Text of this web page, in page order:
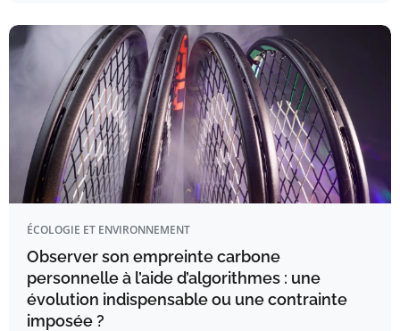
ÉCOLOGIE ET ENVIRONNEMENT
Observer son empreinte carbone
personnelle à l’aide d’algorithmes : une
évolution indispensable ou une contrainte
imposée ?